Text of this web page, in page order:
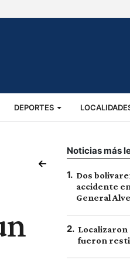
DEPORTES
Noticias más
1. Dos
accidente
General
2. Localizaron
fueron